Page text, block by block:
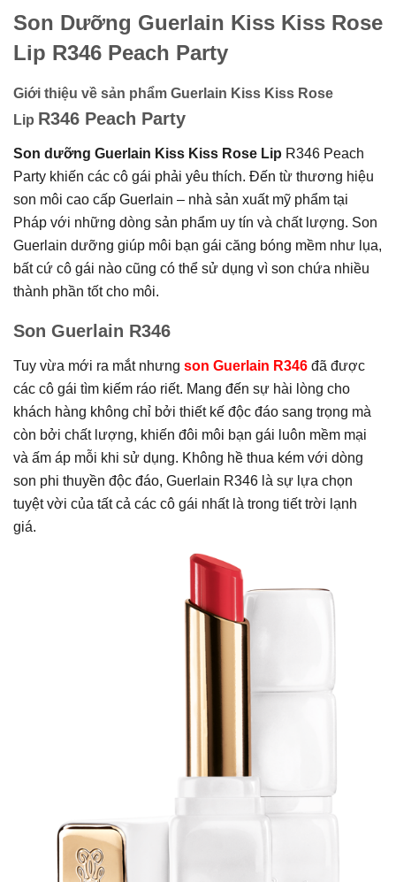
Son Dưỡng Guerlain Kiss Kiss Rose
Lip R346 Peach Party
Giới thiệu về sản phẩm Guerlain Kiss Kiss Rose
Lip R346 Peach Party
Son dưỡng Guerlain Kiss Kiss Rose Lip R346 Peach
Party khiến các cô gái phải yêu thích. Đến từ thương hiệu
son môi cao cấp Guerlain – nhà sản xuất mỹ phẩm tại
Pháp với những dòng sản phẩm uy tín và chất lượng. Son
Guerlain dưỡng giúp môi bạn gái căng bóng mềm như lụa,
bất cứ cô gái nào cũng có thể sử dụng vì son chứa nhiều
thành phần tốt cho môi.
Son Guerlain R346
Tuy vừa mới ra mắt nhưng son Guerlain R346 đã được
các cô gái tìm kiếm ráo riết. Mang đến sự hài lòng cho
khách hàng không chỉ bởi thiết kế độc đáo sang trọng mà
còn bởi chất lượng, khiến đôi môi bạn gái luôn mềm mại
và ấm áp mỗi khi sử dụng. Không hề thua kém với dòng
son phi thuyền độc đáo, Guerlain R346 là sự lựa chọn
tuyệt vời của tất cả các cô gái nhất là trong tiết trời lạnh
giá.